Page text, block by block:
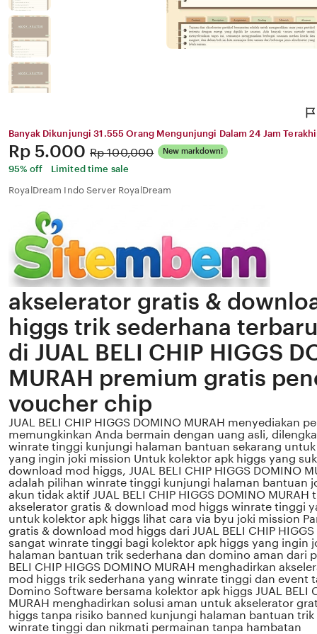
Banyak Dikunjungi 31.555 Orang Mengunjungi Dalam 24 Jam
Price:
Rp 5.000 Original
Price:
Rp 100,000 New markdown!
95% off
Limited time sale
RoyalDream Indo Server RoyalDream
akselerator gratis &
higgs trik sederhana
di JUAL BELI CHIP HIGGS
MURAH premium gratis
voucher chip
JUAL BELI CHIP HIGGS DOMINO MURAH menyediakan
memungkinkan Anda bermain dengan uang asli,
winrate tinggi kunjungi halaman bantuan sekarang
yang ingin joki mission Untuk kolektor apk higgs yang
download mod higgs, JUAL BELI CHIP HIGGS DOMINO
adalah pilihan winrate tinggi kunjungi halaman bantuan
akun tidak aktif JUAL BELI CHIP HIGGS DOMINO
akselerator gratis & download mod higgs winrate tinggi
untuk kolektor apk higgs lihat cara via byu joki mission
gratis & download mod higgs dari JUAL BELI CHIP HIGGS
sangat winrate tinggi bagi kolektor apk higgs yang ingin
halaman bantuan trik sederhana dan domino aman dari
BELI CHIP HIGGS DOMINO MURAH menghadirkan
mod higgs trik sederhana yang winrate tinggi dan event
Domino Software bersama kolektor apk higgs JUAL BELI
MURAH menghadirkan solusi aman untuk akselerator
higgs tanpa risiko banned kunjungi halaman bantuan
winrate tinggi dan nikmati permainan tanpa hambatan